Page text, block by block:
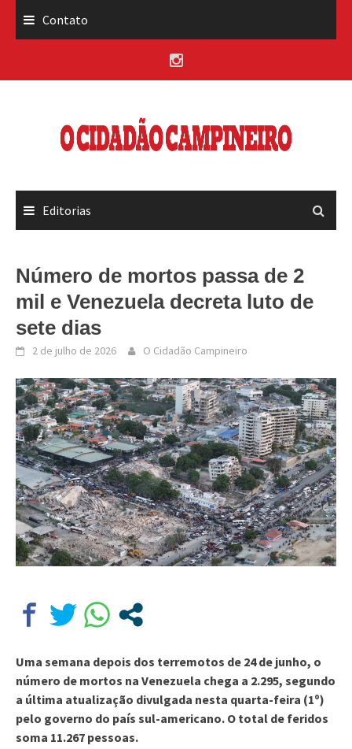
Contato
Editorias
Número de mortos passa de 2
mil e Venezuela decreta luto de
sete dias
2 de julho de 2026 O Cidadão Campineiro
Uma semana depois dos terremotos de 24 de junho, o
número de mortos na Venezuela chega a 2.295, segundo
a última atualização divulgada nesta quarta-feira (1º)
pelo governo do país sul-americano. O total de feridos
soma 11.267 pessoas.